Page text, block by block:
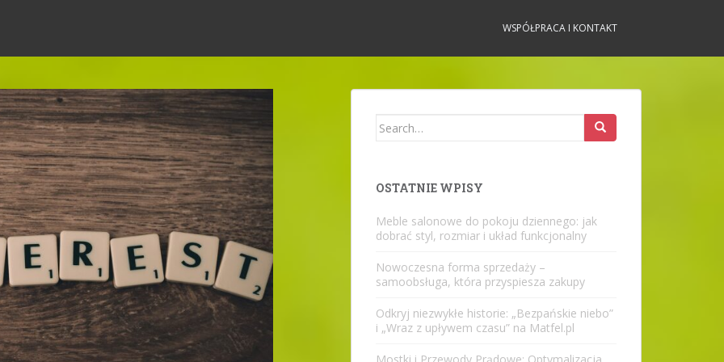
WSPÓŁPRACA I KONTAKT
Search
OSTATNIE WPISY
Meble salonowe do pokoju dziennego: jak
dobrać styl, rozmiar i układ funkcjonalny
Nowoczesna forma sprzedaży –
samoobsługa, która przyspiesza zakupy
Odkryj niezwykłe historie: „Bezpańskie niebo”
i „Wraz z upływem czasu” na Matfel.pl